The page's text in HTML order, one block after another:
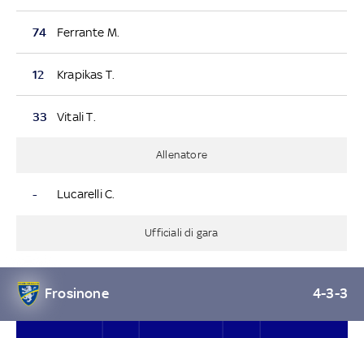
74 Ferrante M.
12 Krapikas T.
33 Vitali T.
Allenatore
- Lucarelli C.
Ufficiali di gara
Frosinone 4-3-3